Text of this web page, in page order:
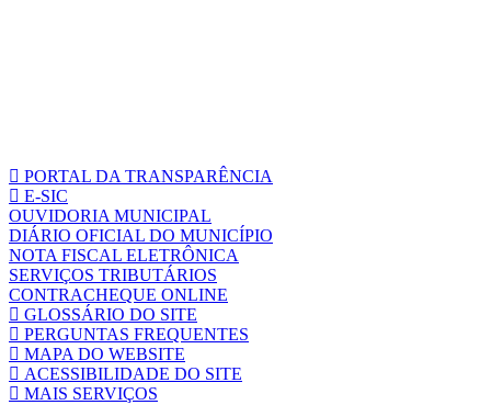
PORTAL DA TRANSPARÊNCIA
E-SIC
OUVIDORIA MUNICIPAL
DIÁRIO OFICIAL DO MUNICÍPIO
NOTA FISCAL ELETRÔNICA
SERVIÇOS TRIBUTÁRIOS
CONTRACHEQUE ONLINE
GLOSSÁRIO DO SITE
PERGUNTAS FREQUENTES
MAPA DO WEBSITE
ACESSIBILIDADE DO SITE
MAIS SERVIÇOS